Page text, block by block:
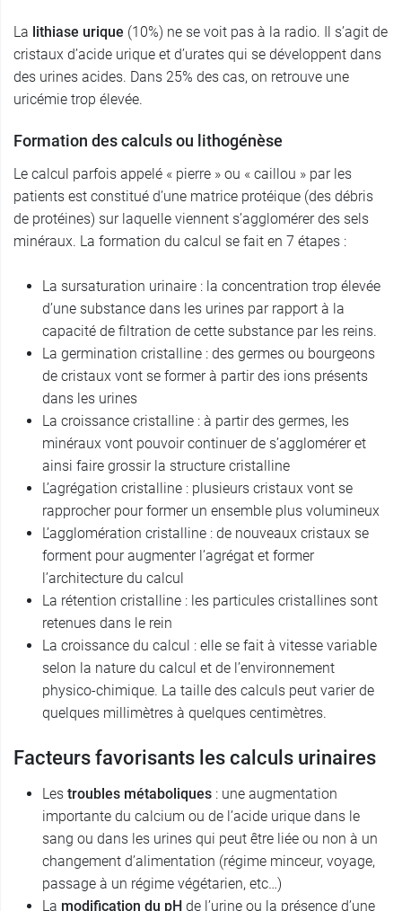
La lithiase urique (10%) ne se voit pas à la radio. Il s’agit de
cristaux d’acide urique et d’urates qui se développent dans
des urines acides. Dans 25% des cas, on retrouve une
uricémie trop élevée.
Formation des calculs ou lithogénèse
Le calcul parfois appelé « pierre » ou « caillou » par les
patients est constitué d’une matrice protéique (des débris
de protéines) sur laquelle viennent s’agglomérer des sels
minéraux. La formation du calcul se fait en 7 étapes :
La sursaturation urinaire : la concentration trop élevée
d’une substance dans les urines par rapport à la
capacité de filtration de cette substance par les reins.
La germination cristalline : des germes ou bourgeons
de cristaux vont se former à partir des ions présents
dans les urines
La croissance cristalline : à partir des germes, les
minéraux vont pouvoir continuer de s’agglomérer et
ainsi faire grossir la structure cristalline
L’agrégation cristalline : plusieurs cristaux vont se
rapprocher pour former un ensemble plus volumineux
L’agglomération cristalline : de nouveaux cristaux se
forment pour augmenter l’agrégat et former
l’architecture du calcul
La rétention cristalline : les particules cristallines sont
retenues dans le rein
La croissance du calcul : elle se fait à vitesse variable
selon la nature du calcul et de l’environnement
physico-chimique. La taille des calculs peut varier de
quelques millimètres à quelques centimètres.
Facteurs favorisants les calculs urinaires
Les troubles métaboliques : une augmentation
importante du calcium ou de l’acide urique dans le
sang ou dans les urines qui peut être liée ou non à un
changement d’alimentation (régime minceur, voyage,
passage à un régime végétarien, etc…)
La modification du pH de l’urine ou la présence d’une